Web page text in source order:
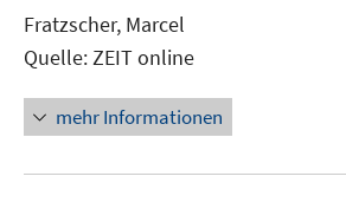
Fenster
öffnen
Fratzscher, Marcel
Quelle: ZEIT online
mehr Informationen